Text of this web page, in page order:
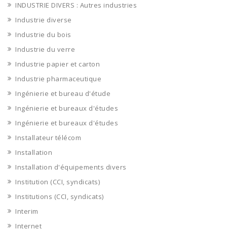
INDUSTRIE DIVERS : Autres industries
Industrie diverse
Industrie du bois
Industrie du verre
Industrie papier et carton
Industrie pharmaceutique
Ingénierie et bureau d'étude
Ingénierie et bureaux d'études
Ingénierie et bureaux d'études
Installateur télécom
Installation
Installation d'équipements divers
Institution (CCI, syndicats)
Institutions (CCI, syndicats)
Interim
Internet